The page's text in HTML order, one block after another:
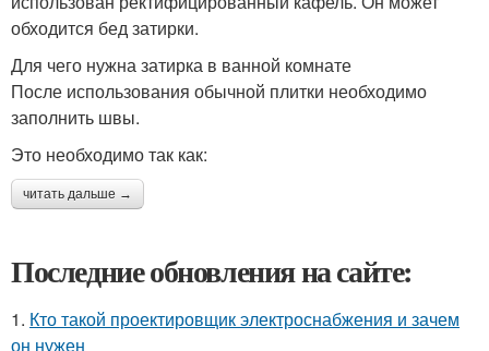
обходится бед затирки.
Для чего нужна затирка в ванной комнате
После использования обычной плитки необходимо
заполнить швы.
Это необходимо так как:
читать дальше →
Последние обновления на сайте:
1. Кто такой проектировщик электроснабжения и зачем
он нужен